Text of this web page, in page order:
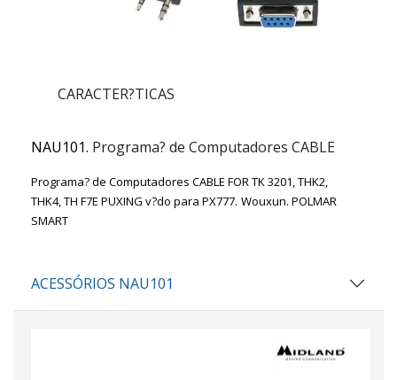
CARACTER?TICAS
NAU101. Programa? de Computadores CABLE
Programa? de Computadores CABLE FOR TK 3201, THK2,
THK4, TH F7E PUXING v?do para PX777. Wouxun. POLMAR
SMART
ACESSÓRIOS NAU101